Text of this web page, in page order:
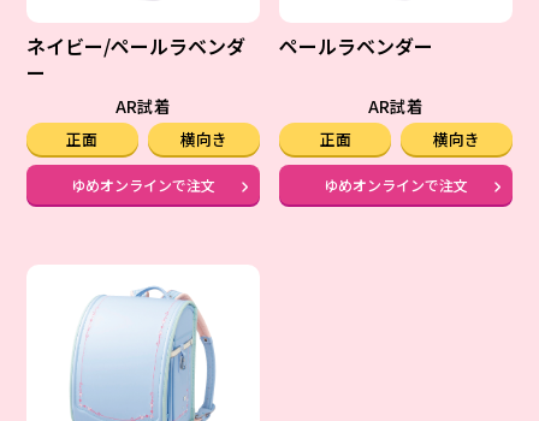
ネイビー/ペールラベンダ
ー
AR試着
正面 横向き
ゆめオンラインで注文
ペールラベンダー
AR試着
正面 横向き
ゆめオンラインで注文